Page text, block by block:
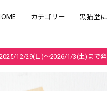
カテゴリー 黒猫堂
12/29(日)～2026/1/3(土)まで